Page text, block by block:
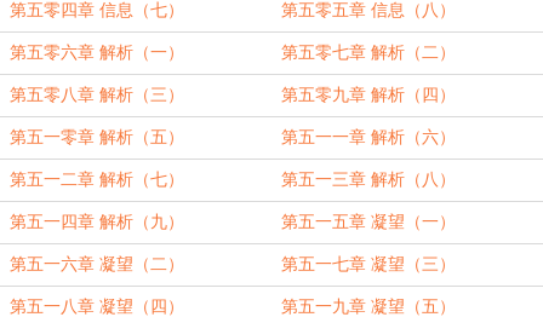
第五零四章 信息（七） 第五零五章 信息（八）
第五零六章 解析（一） 第五零七章 解析（二）
第五零八章 解析（三） 第五零九章 解析（四）
第五一零章 解析（五） 第五一一章 解析（六）
第五一二章 解析（七） 第五一三章 解析（八）
第五一四章 解析（九） 第五一五章 凝望（一）
第五一六章 凝望（二） 第五一七章 凝望（三）
第五一八章 凝望（四） 第五一九章 凝望（五）